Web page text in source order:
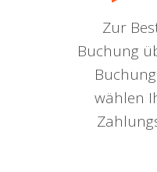
Zur
Buchung
wählen